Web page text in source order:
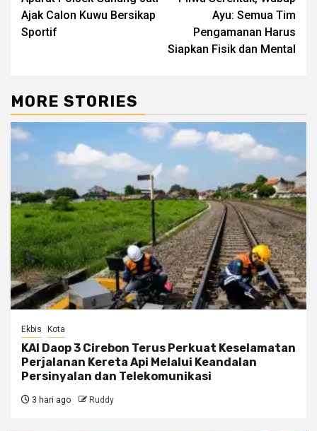
navigation
Ajak Calon Kuwu Bersikap
Sportif
Ayu: Semua Tim
Pengamanan Harus
Siapkan Fisik dan Mental
MORE STORIES
Ekbis Kota
KAI Daop 3 Cirebon Terus Perkuat Keselamatan
Perjalanan Kereta Api Melalui Keandalan
Persinyalan dan Telekomunikasi
3 hari ago Ruddy